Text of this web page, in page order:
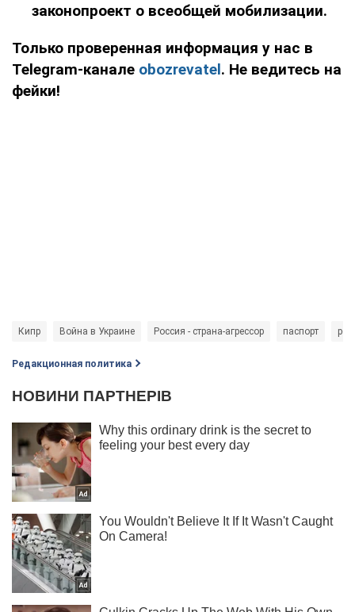
законопроект о всеобщей мобилизации.
Только проверенная информация у нас в
Telegram-канале obozrevatel. Не ведитесь на
фейки!
Кипр Война в Украине Россия - страна-агрессор паспорт
Редакционная политика